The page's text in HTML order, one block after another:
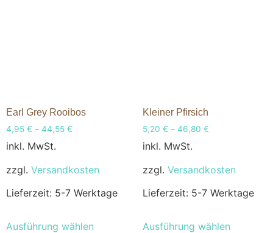
Earl Grey Rooibos
4,95 € – 44,55 €
inkl. MwSt.
zzgl. Versandkosten
Lieferzeit: 5-7 Werktage
Ausführung wählen
Kleiner Pfirsich
5,20 € – 46,80 €
inkl. MwSt.
zzgl. Versandkosten
Lieferzeit: 5-7 Werktage
Ausführung wählen